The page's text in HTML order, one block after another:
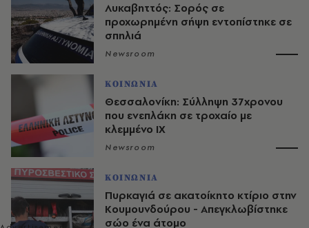
Λυκαβηττός: Σορός σε
προχωρημένη σήψη εντοπίστηκε σε
σπηλιά
Newsroom
ΚΟΙΝΩΝΙΑ
Θεσσαλονίκη: Σύλληψη 37χρονου
που ενεπλάκη σε τροχαίο με
κλεμμένο ΙΧ
Newsroom
ΚΟΙΝΩΝΙΑ
Πυρκαγιά σε ακατοίκητο κτίριο στην
Κουμουνδούρου - Απεγκλωβίστηκε
σώο ένα άτομο